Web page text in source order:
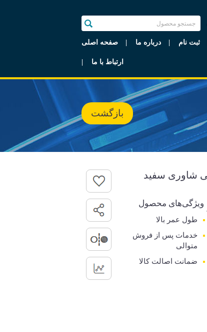
صفحه اصلی درباره ما ثبت نام
ارتباط با ما
بازگشت
ویژگی‌های محصول
طول عمر بالا
خدمات پس از فروش
متوالی
ضمانت اصالت کالا